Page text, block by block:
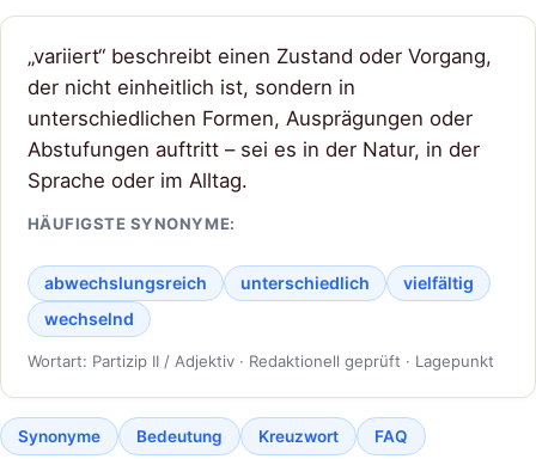
„variiert“ beschreibt einen Zustand oder Vorgang,
der nicht einheitlich ist, sondern in
unterschiedlichen Formen, Ausprägungen oder
Abstufungen auftritt – sei es in der Natur, in der
Sprache oder im Alltag.
HÄUFIGSTE SYNONYME:
abwechslungsreich unterschiedlich
vielfältig
wechselnd
Wortart: Partizip II / Adjektiv · Redaktionell geprüft · Lagepunkt
Synonyme Bedeutung Kreuzwort FAQ